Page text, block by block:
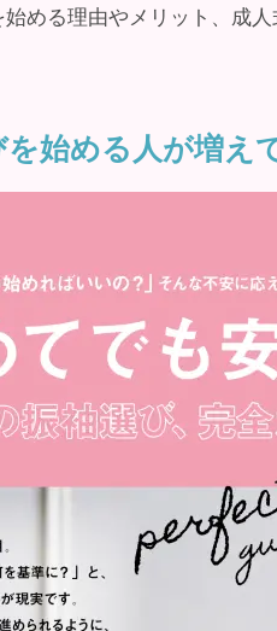
める理由やメリット、成
始める人が増え